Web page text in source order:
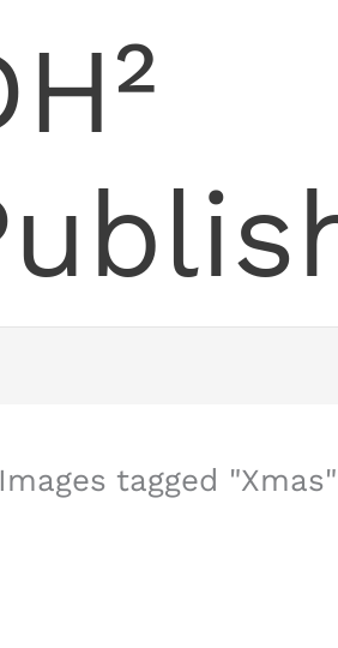
Images tagged "Xmas"